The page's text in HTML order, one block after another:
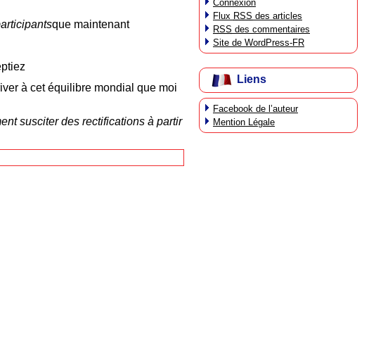
que maintenant
à cet équilibre mondial que moi
susciter des rectifications à partir
Connexion
Flux RSS des articles
RSS des commentaires
Site de WordPress-FR
Liens
Facebook de l’auteur
Mention Légale